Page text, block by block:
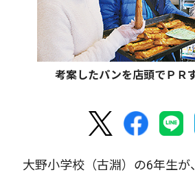
考案したパンを店頭でＰＲ
大野小学校（古淵）の6年生が